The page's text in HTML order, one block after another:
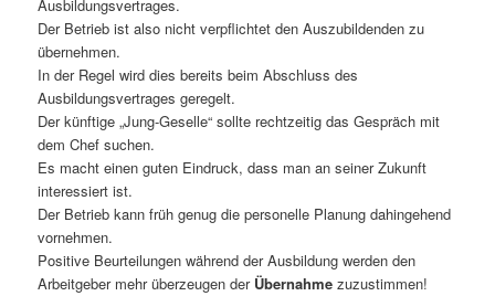
Ausbildungsvertrages.
Der Betrieb ist also nicht verpflichtet den Auszubildenden zu
übernehmen.
In der Regel wird dies bereits beim Abschluss des
Ausbildungsvertrages geregelt.
Der künftige „Jung-Geselle“ sollte rechtzeitig das Gespräch mit
dem Chef suchen.
Es macht einen guten Eindruck, dass man an seiner Zukunft
interessiert ist.
Der Betrieb kann früh genug die personelle Planung dahingehend
vornehmen.
Positive Beurteilungen während der Ausbildung werden den
Arbeitgeber mehr überzeugen der Übernahme zuzustimmen!